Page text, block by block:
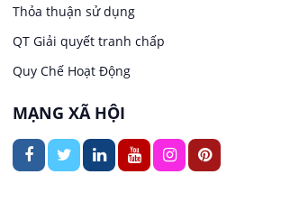
Ngân hàng
Nhà hàng / Khách sạn
Việc làm tại Thuận Hưng
Việc làm tại Vị Thanh
Thỏa thuận sử dụng
QT Giải quyết tranh chấp
Quy Chế Hoạt Động
MẠNG XÃ HỘI